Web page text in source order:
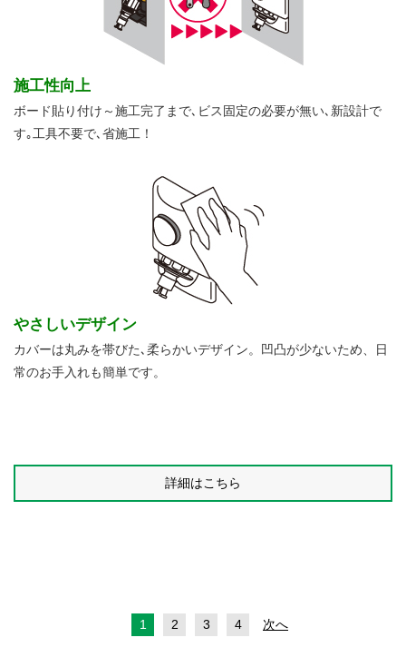
施工性向上
ボード貼り付け～施工完了まで､ビス固定の必要が無い､新設計で
す｡工具不要で､省施工！
やさしいデザイン
カバーは丸みを帯びた､柔らかいデザイン。凹凸が少ないため、日
常のお手入れも簡単です。
詳細はこちら
1 2 3 4 次へ